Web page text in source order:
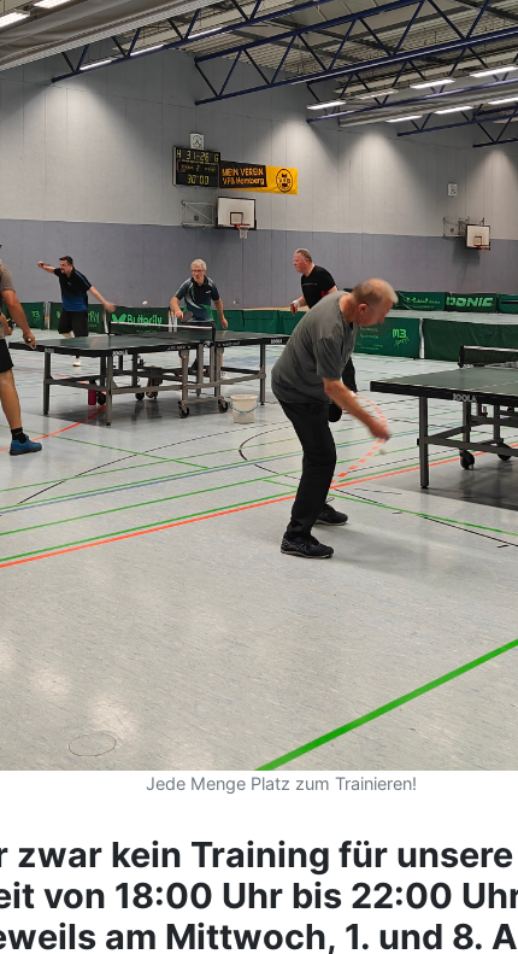
Jede Menge Platz zum Trainieren!
kein Training für
von 18:00 Uhr bis 22:00
am Mittwoch, 1. und 8.